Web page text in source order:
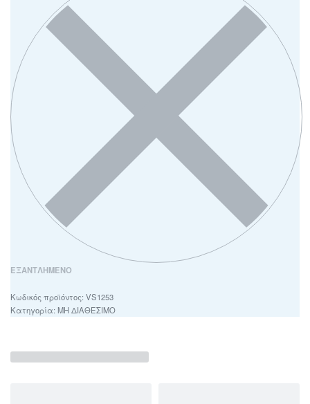
ΕΞΑΝΤΛΗΜΈΝΟ
VS1253
Κατηγορία: ΜΗ ΔΙΑΘΕΣΙΜΟ